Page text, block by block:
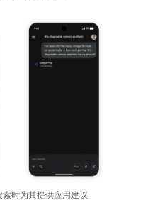
时为其提供应用建议